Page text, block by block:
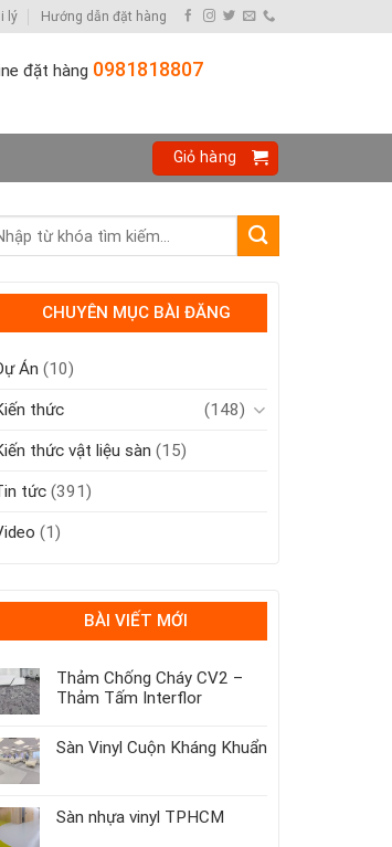
lý Hướng dẫn đặt hàng
đặt hàng 0981818807
Giỏ hàng
CHUYÊN MỤC BÀI ĐĂNG
Án (10)
thức (148)
thức vật liệu sàn (15)
tức (391)
(1)
BÀI VIẾT MỚI
Thảm Chống Cháy CV2 –
Thảm Tấm Interflor
Sàn Vinyl Cuộn Kháng Khuẩn
Sàn nhựa vinyl TPHCM